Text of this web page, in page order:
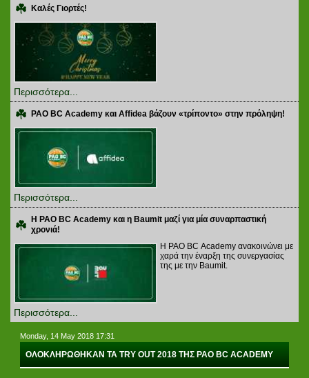
Καλές Γιορτές!
Περισσότερα...
PAO BC Academy και Affidea βάζουν «τρίποντο» στην πρόληψη!
Περισσότερα...
Η PAO BC Academy και η Baumit μαζί για μία συναρπαστική
χρονιά!
Η PAO BC Academy ανακοινώνει με
χαρά την έναρξη της συνεργασίας
της με την Baumit.
Περισσότερα...
Monday, 14 May 2018 17:31
ΟΛΟΚΛΗΡΩΘΗΚΑΝ ΤΑ TRY OUT 2018 ΤΗΣ PAO BC ACADEMY